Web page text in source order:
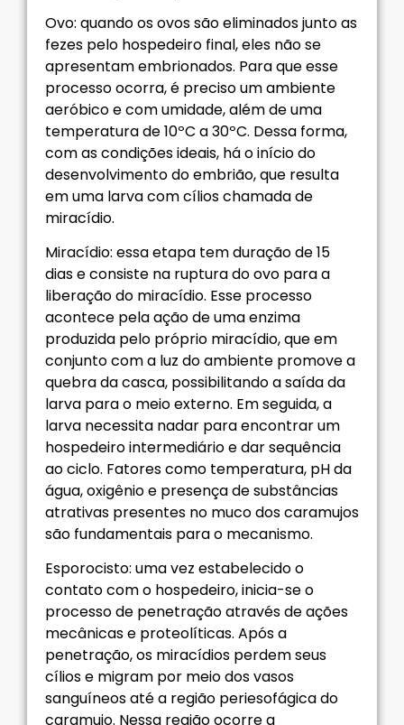
Ovo: quando os ovos são eliminados junto as
fezes pelo hospedeiro final, eles não se
apresentam embrionados. Para que esse
processo ocorra, é preciso um ambiente
aeróbico e com umidade, além de uma
temperatura de 10ºC a 30ºC. Dessa forma,
com as condições ideais, há o início do
desenvolvimento do embrião, que resulta
em uma larva com cílios chamada de
miracídio.
Miracídio: essa etapa tem duração de 15
dias e consiste na ruptura do ovo para a
liberação do miracídio. Esse processo
acontece pela ação de uma enzima
produzida pelo próprio miracídio, que em
conjunto com a luz do ambiente promove a
quebra da casca, possibilitando a saída da
larva para o meio externo. Em seguida, a
larva necessita nadar para encontrar um
hospedeiro intermediário e dar sequência
ao ciclo. Fatores como temperatura, pH da
água, oxigênio e presença de substâncias
atrativas presentes no muco dos caramujos
são fundamentais para o mecanismo.
Esporocisto: uma vez estabelecido o
contato com o hospedeiro, inicia-se o
processo de penetração através de ações
mecânicas e proteolíticas. Após a
penetração, os miracídios perdem seus
cílios e migram por meio dos vasos
sanguíneos até a região periesofágica do
caramujo. Nessa região ocorre a